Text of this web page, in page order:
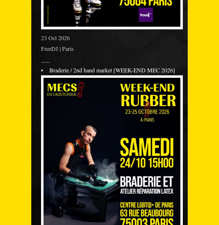
23 Oct 2026
FreeDJ | Paris
Braderie / 2nd hand market [WEEK-END MEC 2026]